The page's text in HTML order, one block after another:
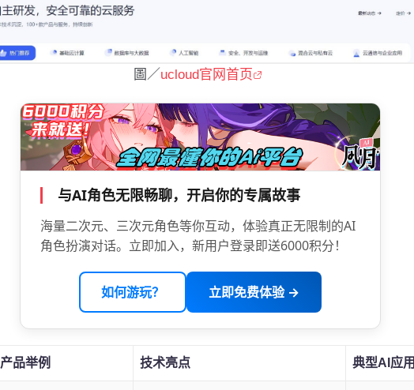
圖／ucloud官网首页
与AI角色无限畅聊，开启你的专属故事
海量二次元、三次元角色等你互动，体验真正无限制的AI
角色扮演对话。立即加入，新用户登录即送6000积分！
如何游玩？ 立即免费体验 →
产品举例 技术亮点 典型AI应用